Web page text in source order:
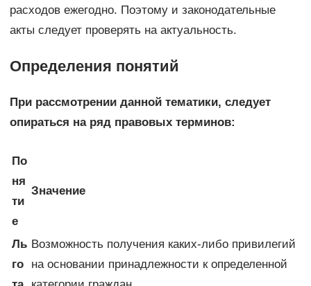
расходов ежегодно. Поэтому и законодательные
акты следует проверять на актуальность.
Определения понятий
При рассмотрении данной тематики, следует
опираться на ряд правовых терминов:
По
ня
ти
е
Значение
Ль
го
Возможность получения каких-либо привилегий
на основании принадлежности к определенной